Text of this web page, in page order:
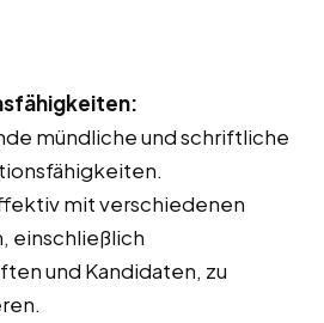
mündliche und schriftliche
mit verschiedenen
einschließlich
und Kandidaten, zu